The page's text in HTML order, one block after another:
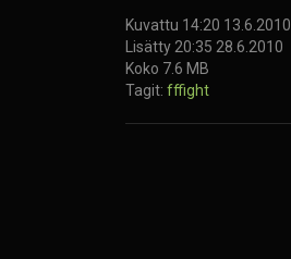
Kuvattu 14:20 13.6.2010
Lisätty 20:35 28.6.2010
Koko 7.6 MB
Tagit: fffight